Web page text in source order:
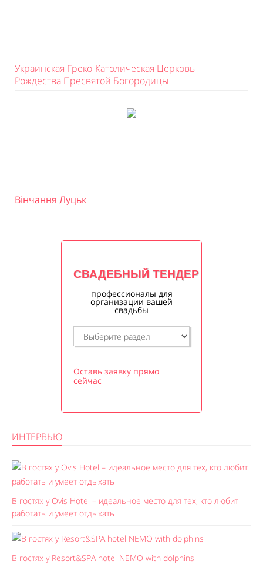
Украинская Греко-Католическая Церковь
Рождества Пресвятой Богородицы
Вінчання Луцьк
СВАДЕБНЫЙ ТЕНДЕР
профессионалы для
организации вашей
свадьбы
Оставь заявку прямо
сейчас
ИНТЕРВЬЮ
В гостях у Ovis Hotel – идеальное место для тех, кто любит
работать и умеет отдыхать
В гостях у Resort&SPA hotel NEMO with dolphins